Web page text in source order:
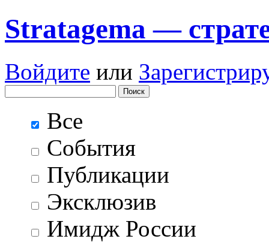
Stratagema —
Войдите или
Все
События
Публикации
Эксклюзив
Имидж России